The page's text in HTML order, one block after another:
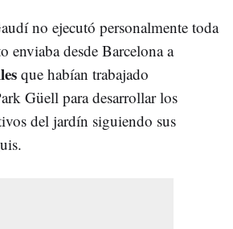
no ejecutó personalmente toda
enviaba desde Barcelona a
que habían trabajado
Güell para desarrollar los
del jardín siguiendo sus